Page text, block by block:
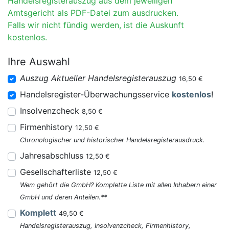
Amtsgericht als PDF-Datei zum ausdrucken.
Falls wir nicht fündig werden, ist die Auskunft
kostenlos.
Ihre Auswahl
Auszug Aktueller Handelsregisterauszug 16,50 €
Handelsregister-Überwachungsservice kostenlos!
Insolvenzcheck 8,50 €
Firmenhistory 12,50 €
Chronologischer und historischer Handelsregisterausdruck.
Jahresabschluss 12,50 €
Gesellschafterliste 12,50 €
Wem gehört die GmbH? Komplette Liste mit allen Inhabern einer
GmbH und deren Anteilen.**
Komplett 49,50 €
Handelsregisterauszug, Insolvenzcheck, Firmenhistory,